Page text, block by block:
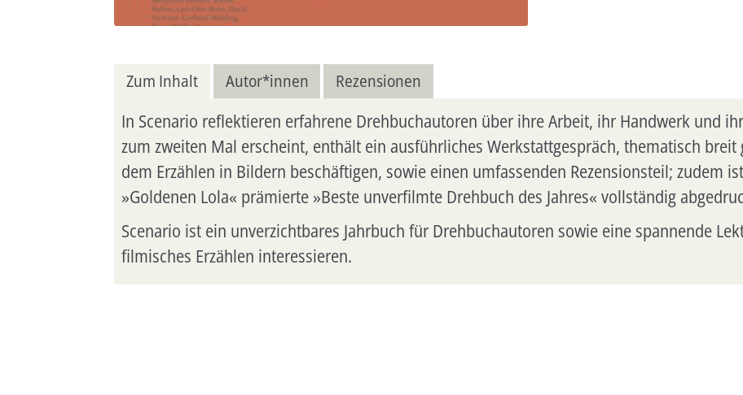
Zum Inhalt Autor*innen Rezensionen
In Scenario reflektieren erfahrene Drehbuchautoren über ihre Arbeit, ihr Handwerk und
zum zweiten Mal erscheint, enthält ein ausführliches Werkstattgespräch, thematisch breit
dem Erzählen in Bildern beschäftigen, sowie einen umfassenden Rezensionsteil; zudem
»Goldenen Lola« prämierte »Beste unverfilmte Drehbuch des Jahres« vollständig
Scenario ist ein unverzichtbares Jahrbuch für Drehbuchautoren sowie eine spannende
filmisches Erzählen interessieren.